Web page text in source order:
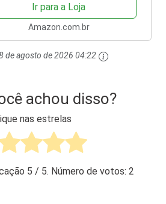
Ir para a Loja
Amazon.com.br
de agosto de 2026 04:22
achou disso?
nas estrelas
5 / 5. Número de votos: 2